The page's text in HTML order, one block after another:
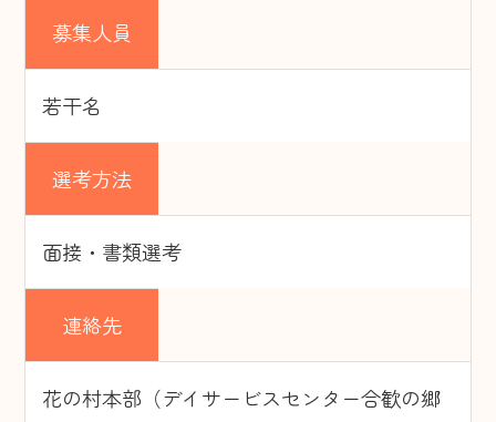
募集人員
若干名
選考方法
面接・書類選考
連絡先
花の村本部（デイサービスセンター合歓の郷